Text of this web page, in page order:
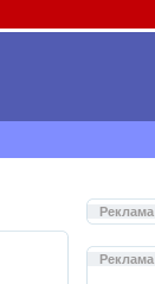
Реклама
Реклама